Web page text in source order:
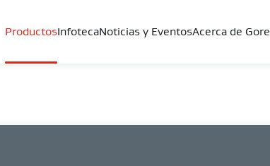
ProductosInfotecaNoticias y EventosAcerca de Gore